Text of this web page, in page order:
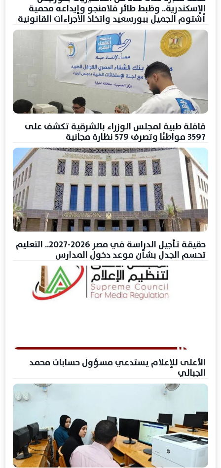
الإسكندرية.. وظبط طائر فلامنجو وإيداعه محمية
أشتوم الجميل ببورسعيد واتخاذ الاجراءات القانونية
قافلة طبية لمجلس الوزراء بالشرقية تكشف على
3597 مواطنًا وتصرف 579 نظارة مجانية
حقيقة تأجيل الدراسة في مصر 2026-2027.. التعليم
تحسم الجدل بشأن موعد دخول المدارس
الأعلى للإعلام يستدعي مسؤول حسابات محمد
الجبالي